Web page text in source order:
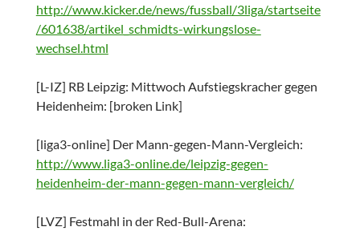
http://www.kicker.de/news/fussball/3liga/startseite
/601638/artikel_schmidts-wirkungslose-
wechsel.html
[L-IZ] RB Leipzig: Mittwoch Aufstiegskracher gegen
Heidenheim: [broken Link]
[liga3-online] Der Mann-gegen-Mann-Vergleich:
http://www.liga3-online.de/leipzig-gegen-
heidenheim-der-mann-gegen-mann-vergleich/
[LVZ] Festmahl in der Red-Bull-Arena: